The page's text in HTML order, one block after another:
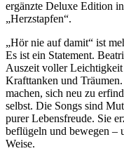
ergänzte Deluxe Edition
„Herzstapfen“.
„Hör nie auf damit“ ist
Es ist ein Statement.
Auszeit voller
Krafttanken und
machen, sich neu zu
selbst. Die Songs sind
purer Lebensfreude. Sie
beflügeln und bewegen –
Weise.